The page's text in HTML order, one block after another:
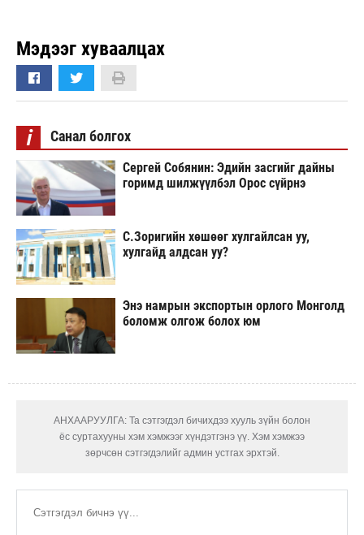
Мэдээг хуваалцах
i Санал болгох
Сергей Собянин: Эдийн засгийг дайны
горимд шилжүүлбэл Орос сүйрнэ
С.Зоригийн хөшөөг хулгайлсан уу,
хулгайд алдсан уу?
Энэ намрын экспортын орлого Монголд
боломж олгож болох юм
АНХААРУУЛГА: Та сэтгэгдэл бичихдээ хууль зүйн болон
ёс суртахууны хэм хэмжээг хүндэтгэнэ үү. Хэм хэмжээ
зөрчсөн сэтгэгдэлийг админ устгах эрхтэй.